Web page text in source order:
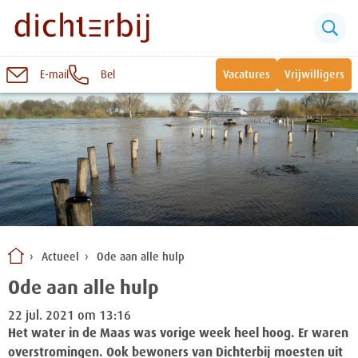
Naar
inhoud
E-mail Bel Vacatures Vrijwilligers
Actueel Ode aan alle hulp
Ode aan alle hulp
22 jul. 2021 om 13:16
Het water in de Maas was vorige week heel hoog. Er waren
overstromingen. Ook bewoners van Dichterbij moesten uit
Sluiten
Snel naar:
Wonen bij Dichterbij
Vrije dagbestedingsplekken